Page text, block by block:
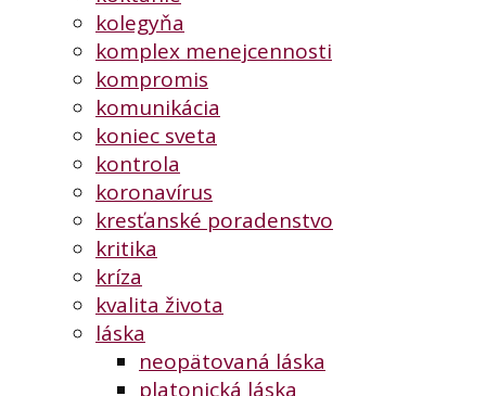
kolegyňa
komplex menejcennosti
kompromis
komunikácia
koniec sveta
kontrola
koronavírus
kresťanské poradenstvo
kritika
kríza
kvalita života
láska
neopätovaná láska
platonická láska